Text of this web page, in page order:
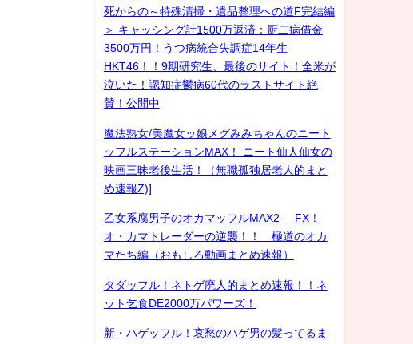
死からの～特殊清掃・遺品整理への道F完結編
＞ キャッシング計1500万返済：厨二病借金
3500万円！うつ病統合失調症14年生
HKT46！！9期研究生、最後のサイト！全米が
泣いた！認知症鬱病60代のラストサイト絶
賛！公開中
魔法熟女/美魔女ッ娘メグみみちゃんのニート
ッフルステーションMAX！ ニート仙人仙女の
映画三昧老後生活！（無職孤独居老人的まと
め速報Z)]
乙女系腐男子のオカマッフルMAX2- FX！
オ・カマトレーダーの逆襲！！ 極道のオカ
マたち編（おもしろ動画まとめ速報）
タダッフル！ネトゲ廃人的まとめ速報！！ネ
ット乞食DE2000万パワーズ！
新・ハゲッフル！哀愁のハゲ男の髪ってるま